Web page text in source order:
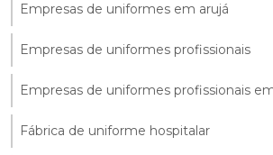
Empresas de uniformes em arujá
Empresas de uniformes profissionais
Empresas de uniformes profissionais
Fábrica de uniforme hospitalar